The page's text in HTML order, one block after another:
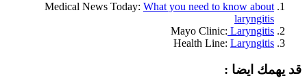
Medical News Today: What you need to know about
laryngitis
Mayo Clinic: Laryngitis
Health Line: Laryngitis
قد يهمك ايضا :